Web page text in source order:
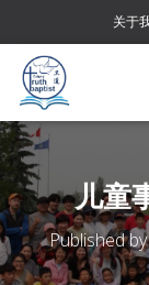
关于
儿童
Published